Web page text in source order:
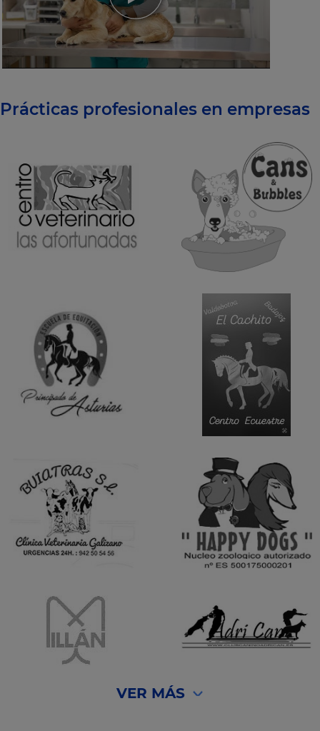
Prácticas profesionales en empresas
VER MÁS